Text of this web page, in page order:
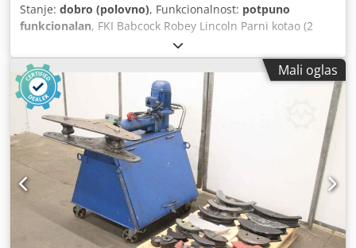
Stanje: dobro (polovno), Funkcionalnost: potpuno
funkcionalan, FKI Babcock Robey Lincoln Parni kotao (2
kom) Proizvođač: FKI Babcock Robey Tip: Lincoln Grejanje:
na gas Snaga: 5237 kW Kapacitet pare: 8000 kg/h Plamenik:
DBL BD6-6 (godina 2017) Snaga plamenika: 18,5 kW
Upravljački ormar: odvojen Dcodpfx Ajya Nalog Hsk Težina
jedne jedinice: 18.000 kg Ukupne dimenzije: 7000 x 3500 x
3600 mm Parni kotao FKI Babcock Robey Lincoln je
industrijski uređaj namenjen za proizvodnju tehnološke
pare za potrebe proizvodnih pogona. Zahvaljujući visokoj
snazi i kapacitetu od 8000 kg pare na sat, idealan je za
instalacije koje zahtevaju stabilan i pouzdan izvor toplotne
energije. Kotao je opremljen gasnim sistemom grejanja i
plamenikom DBL BD6-6 iz 2017. godine, što obezbeđuje
efikasno i ekonomično sagorevanje. Robusna konstrukcija i
Mali oglas